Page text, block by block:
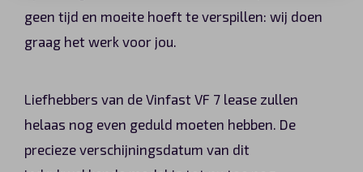
geen tijd en moeite hoeft te verspillen: wij doen
graag het werk voor jou.
Liefhebbers van de Vinfast VF 7 lease zullen
helaas nog even geduld moeten hebben. De
precieze verschijningsdatum van dit